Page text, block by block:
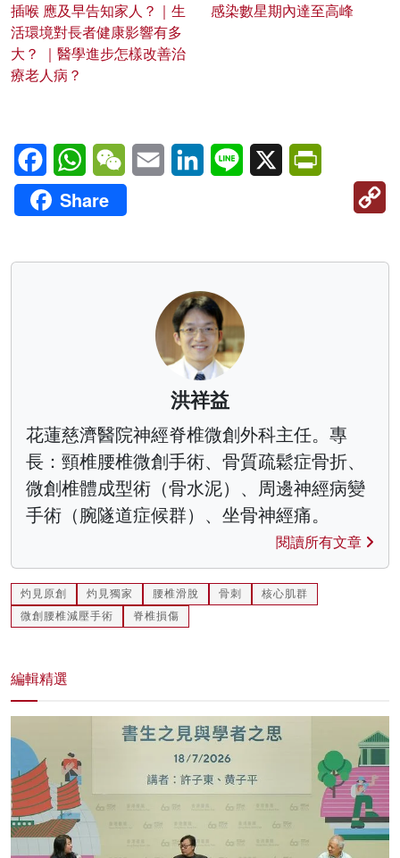
插喉 應及早告知家人？｜生
活環境對長者健康影響有多
大？ ｜醫學進步怎樣改善治
療老人病？
感染數星期內達至高峰
FacebookWhatsAppWeChatEmail LinkedInLine X
Share
洪祥益
花蓮慈濟醫院神經脊椎微創外科主任。專
長：頸椎腰椎微創手術、骨質疏鬆症骨折、
微創椎體成型術（骨水泥）、周邊神經病變
手術（腕隧道症候群）、坐骨神經痛。
閱讀所有文章
灼見原創 灼見獨家 腰椎滑脫 骨刺
核心肌群
微創腰椎減壓手術
脊椎損傷
編輯精選